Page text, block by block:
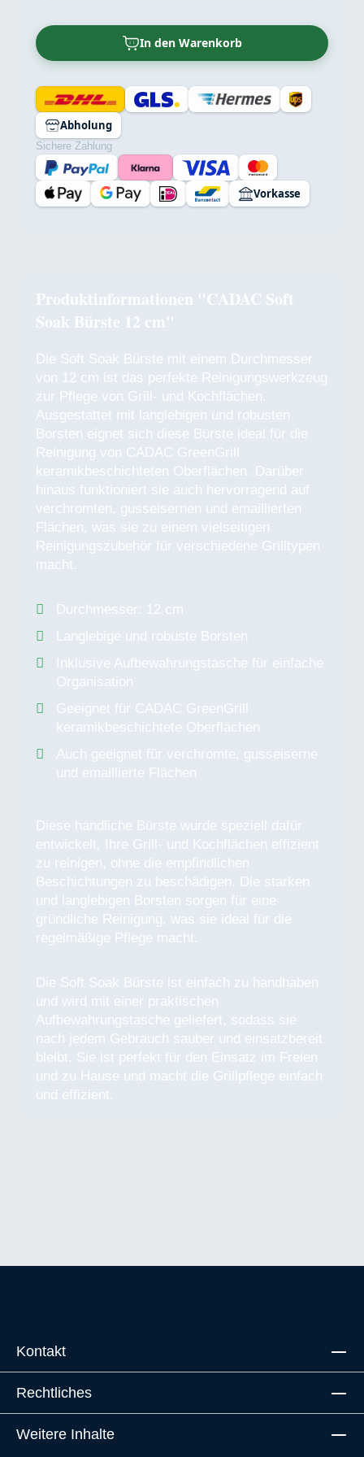
In den Warenkorb
Abholung
Sichere Zahlung
Vorkasse
Produktinformationen "CADAC Soft
Soak Bürste 12 cm"
Die Soft Soak Bürste mit einem Durchmesser
von 12 cm ist das perfekte Reinigungswerkzeug
zur Pflege von Grill- und Kochflächen.
Ausgestattet mit langlebigen und robusten
Borsten eignet sich diese Bürste ideal für die
Reinigung von CADAC GreenGrill
keramikbeschichteten Oberflächen. Darüber
hinaus funktioniert sie auch hervorragend auf
verchromten, gusseisernen und emaillierten
Flächen, was sie zu einem vielseitigen
Reinigungszubehör für verschiedene Grilltypen
macht.
Durchmesser: 12 cm
Langlebige und robuste Borsten
Inklusive Aufbewahrungstasche für einfache
Organisation
Geeignet für CADAC GreenGrill
keramikbeschichtete Oberflächen
Auch geeignet für verchromte, gusseiserne
und emaillierte Flächen
Diese handliche Bürste wurde speziell dafür
entwickelt, Ihre Grill- und Kochflächen effizient
zu reinigen, ohne die empfindlichen
Beschichtungen zu beschädigen. Die starken
und langlebigen Borsten sorgen für eine
gründliche Reinigung, was sie ideal für die
regelmäßige Pflege macht.
Die Soft Soak Bürste ist einfach zu handhaben
und wird mit einer praktischen
Aufbewahrungstasche geliefert, sodass sie
nach jedem Gebrauch sauber und einsatzbereit
bleibt. Sie ist perfekt für den Einsatz im Freien
und zu Hause und macht die Grillpflege einfach
und effizient.
Kontakt
Rechtliches
Weitere Inhalte